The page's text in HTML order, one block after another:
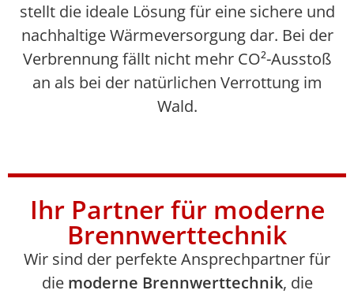
stellt die ideale Lösung für eine sichere und
nachhaltige Wärmeversorgung dar. Bei der
Verbrennung fällt nicht mehr CO²-Ausstoß
an als bei der natürlichen Verrottung im
Wald.
Ihr Partner für moderne
Brennwerttechnik
Wir sind der perfekte Ansprechpartner für
die moderne Brennwerttechnik, die